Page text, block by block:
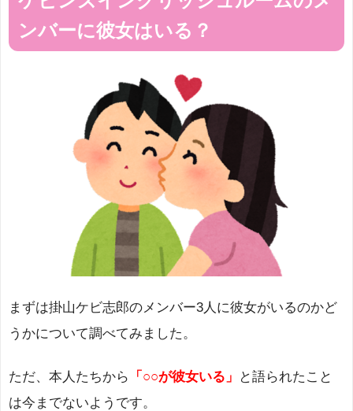
ンバーに彼女はいる？
まずは掛山ケビ志郎のメンバー3人に彼女がいるのかど
うかについて調べてみました。
ただ、本人たちから 「○○が彼女いる」
と語られたこと
は今までないようです。